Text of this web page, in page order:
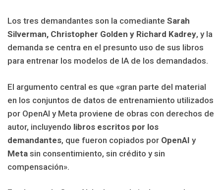
Los tres demandantes son la comediante Sarah
Silverman, Christopher Golden y Richard Kadrey, y la
demanda se centra en el presunto uso de sus libros
para entrenar los modelos de IA de los demandados.
El argumento central es que «gran parte del material
en los conjuntos de datos de entrenamiento utilizados
por OpenAI y Meta proviene de obras con derechos de
autor, incluyendo libros escritos por los
demandantes, que fueron copiados por OpenAI y
Meta sin consentimiento, sin crédito y sin
compensación».